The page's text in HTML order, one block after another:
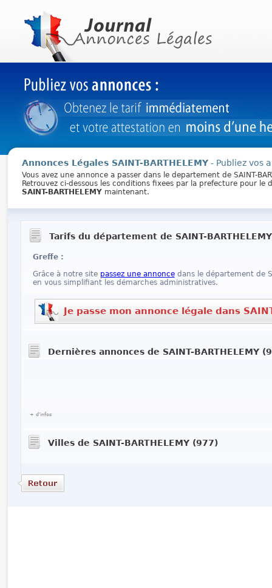
Annonces Légales SAINT-BARTHELEMY- Publiez vos
Vous avez une annonce a passer dans le departement de SAINT-
Retrouvez ci-dessous les conditions fixees par la prefecture pour
SAINT-BARTHELEMYmaintenant.
Tarifs du département de SAINT-
Greffe :
Grâce à notre site passez une annoncedans le département de
en vous simplifiant les démarches administratives.
Je passe mon annonce légale dans
Dernières annonces de SAINT-BARTHELEMY
+ d'infos
Villes de SAINT-BARTHELEMY (977)